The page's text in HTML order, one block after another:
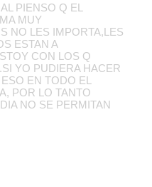
PIENSO Q EL
MUY
NO LES IMPORTA,LES
ESTAN A
CON LOS Q
YO PUDIERA HACER
EN TODO EL
POR LO TANTO
NO SE PERMITAN